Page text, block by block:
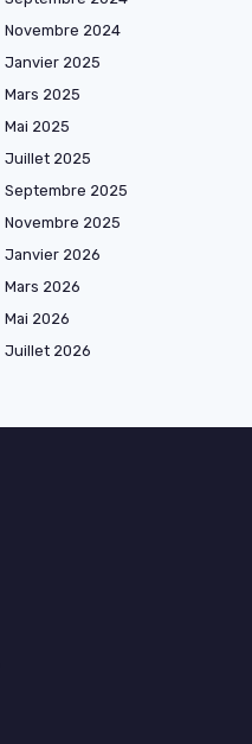
Novembre 2024
Janvier 2025
Mars 2025
Mai 2025
Juillet 2025
Septembre 2025
Novembre 2025
Janvier 2026
Mars 2026
Mai 2026
Juillet 2026